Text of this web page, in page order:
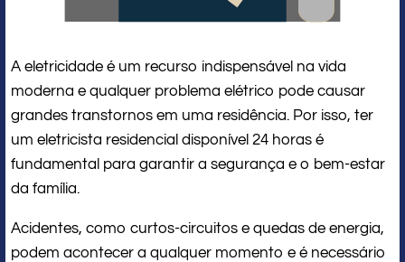
A eletricidade é um recurso indispensável na vida
moderna e qualquer problema elétrico pode causar
grandes transtornos em uma residência. Por isso, ter
um eletricista residencial disponível 24 horas é
fundamental para garantir a segurança e o bem-estar
da família.
Acidentes, como curtos-circuitos e quedas de energia,
podem acontecer a qualquer momento e é necessário